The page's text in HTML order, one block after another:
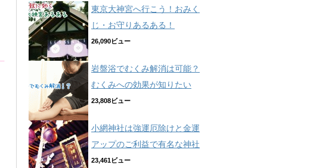
東京大神宮へ行こう！おみく
じ・お守りあるある！
26,090ビュー
岩盤浴でむくみ解消は可能？
むくみへの効果が知りたい
23,808ビュー
小網神社は強運厄除けと金運
アップのご利益で有名な神社
23,461ビュー